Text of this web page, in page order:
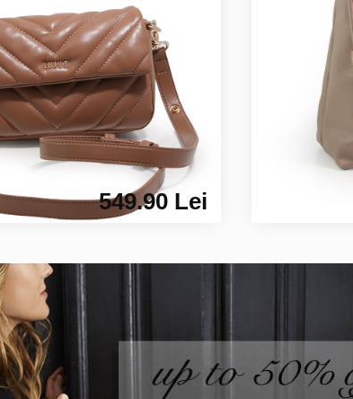
549.90 Lei